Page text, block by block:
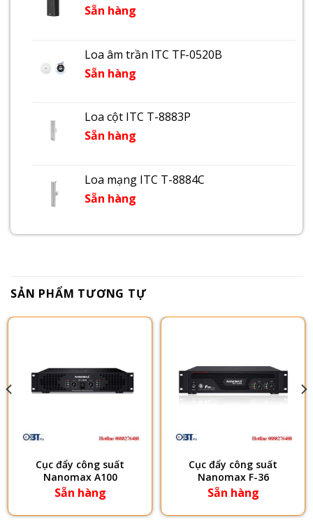
Sẵn hàng
Loa âm trần ITC TF-0520B
Sẵn hàng
Loa cột ITC T-8883P
Sẵn hàng
Loa mạng ITC T-8884C
Sẵn hàng
SẢN PHẨM TƯƠNG TỰ
Cục đẩy công suất
Nanomax A100
Sẵn hàng
Cục đẩy công suất
Nanomax F-36
Sẵn hàng